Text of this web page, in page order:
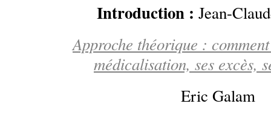
Introduction : Jean-
Approche théorique :
médicalisation, ses excès,
Eric Galam